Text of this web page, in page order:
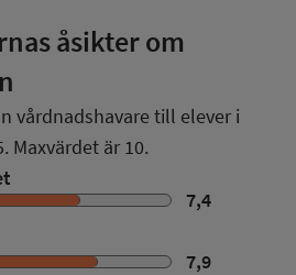
åsikter om
vårdnadshavare till elever i
. Maxvärdet är 10.
7,4
7,9